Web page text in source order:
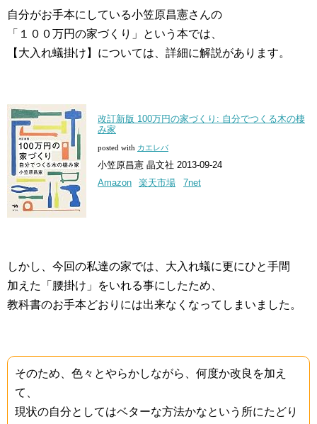
自分がお手本にしている小笠原昌憲さんの
「１００万円の家づくり」という本では、
【大入れ蟻掛け】については、詳細に解説があります。
改訂新版 100万円の家づくり: 自分でつくる木の棲
み家
posted with カエレバ
小笠原昌憲 晶文社 2013-09-24
Amazon
楽天市場 7net
しかし、今回の私達の家では、大入れ蟻に更にひと手間
加えた「腰掛け」をいれる事にしたため、
教科書のお手本どおりには出来なくなってしまいました。
そのため、色々とやらかしながら、何度か改良を加え
て、
現状の自分としてはベターな方法かなという所にたどり